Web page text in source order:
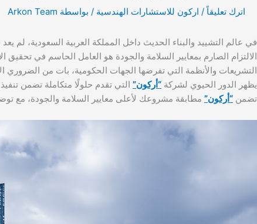
اترك تعليقاً / اركون للاستشارات الهندسية / بواسطة Arkon Team
في عالم التشييد والبناء الحديث داخل المملكة العربية السعودية،
الالتزام الصارم بمعايير السلامة والجودة هو العامل الحاسم في تحقيق
التشريعات والأنظمة التي تفرضها الجهات الحكومية، بات من الضروري
يظهر الدور الحيوي لشركة “أركون” التي تقدم حلولًا متكاملة تضمن
تضمن “أركون” مطابقة مشروعك لأعلى معايير السلامة والجودة، مع